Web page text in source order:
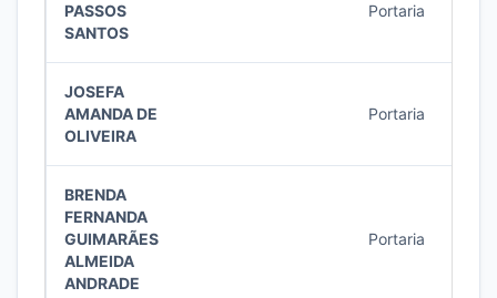
PASSOS
SANTOS
Portaria
JOSEFA
AMANDA DE
OLIVEIRA
Portaria
BRENDA
FERNANDA
GUIMARÃES
ALMEIDA
ANDRADE
Portaria